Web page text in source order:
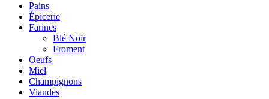
Pains
Épicerie
Farines
Blé Noir
Froment
Oeufs
Miel
Champignons
Viandes